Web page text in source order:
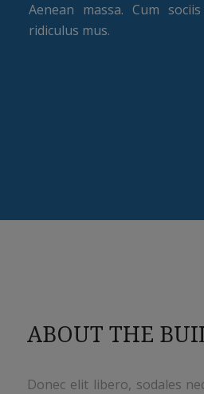
Aenean massa. Cum
ridiculus mus.
ABOUT THE
Donec elit libero, sodales